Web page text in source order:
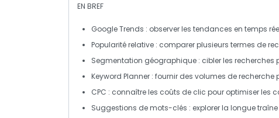
EN BREF
Google Trends : observer les tendances en temps
Popularité relative : comparer plusieurs termes de
Segmentation géographique : cibler les recherches
Keyword Planner : fournir des volumes de recherche
CPC : connaître les coûts de clic pour optimiser les
Suggestions de mots-clés : explorer la longue traîne